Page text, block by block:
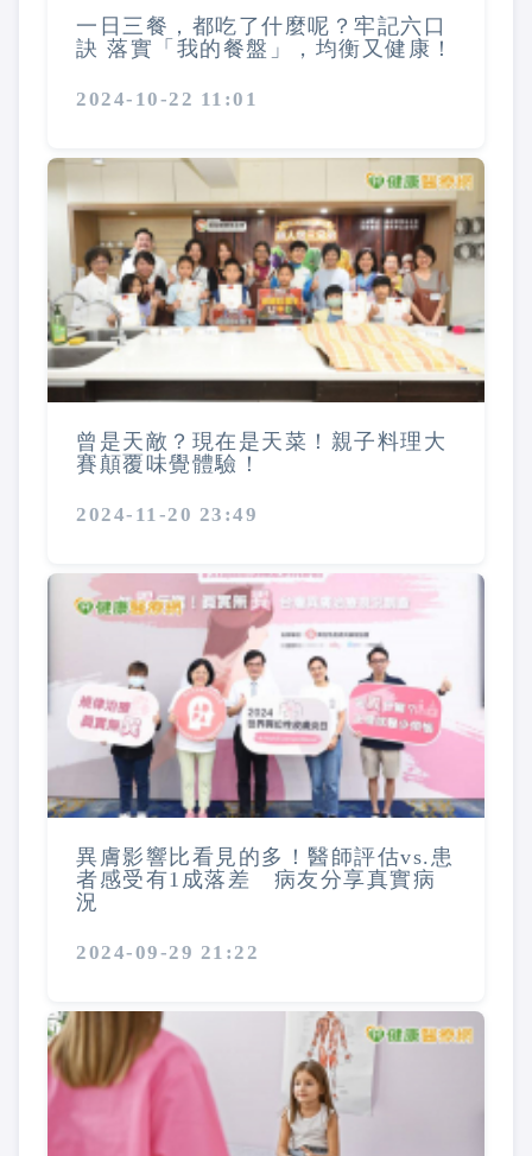
一日三餐，都吃了什麼呢？牢記六口
訣 落實「我的餐盤」，均衡又健康！
2024-10-22 11:01
曾是天敵？現在是天菜！親子料理大
賽顛覆味覺體驗！
2024-11-20 23:49
異膚影響比看見的多！醫師評估vs.患
者感受有1成落差 病友分享真實病
況
2024-09-29 21:22